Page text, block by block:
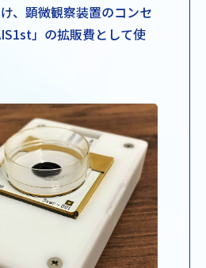
、顕微観察装置のコンセ
」の拡販費として使